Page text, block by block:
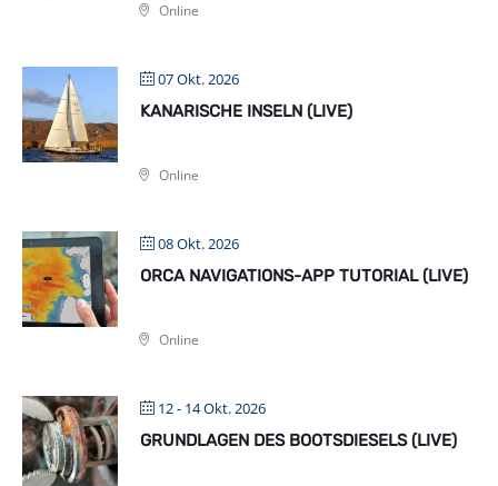
Online
07 Okt. 2026
KANARISCHE INSELN (LIVE)
Online
08 Okt. 2026
ORCA NAVIGATIONS-APP TUTORIAL (LIVE)
Online
12 - 14 Okt. 2026
GRUNDLAGEN DES BOOTSDIESELS (LIVE)